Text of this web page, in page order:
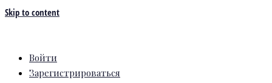
Skip to content
Войти
Зарегистрироваться